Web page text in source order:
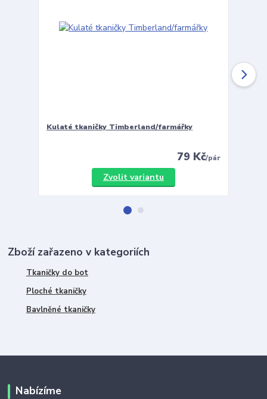
Kulaté tkaničky Timberland/farmářky
79 Kč/pár
Zvolit variantu
Zboží zařazeno v kategoriích
Tkaničky do bot
Ploché tkaničky
Bavlněné tkaničky
Nabízíme